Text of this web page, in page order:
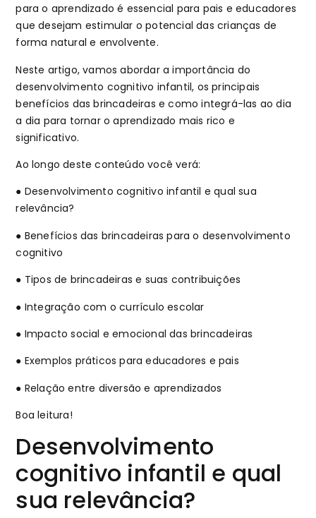
para o aprendizado é essencial para pais e educadores
que desejam estimular o potencial das crianças de
forma natural e envolvente.
Neste artigo, vamos abordar a importância do
desenvolvimento cognitivo infantil, os principais
benefícios das brincadeiras e como integrá-las ao dia
a dia para tornar o aprendizado mais rico e
significativo.
Ao longo deste conteúdo você verá:
● Desenvolvimento cognitivo infantil e qual sua
relevância?
● Benefícios das brincadeiras para o desenvolvimento
cognitivo
● Tipos de brincadeiras e suas contribuições
● Integração com o currículo escolar
● Impacto social e emocional das brincadeiras
● Exemplos práticos para educadores e pais
● Relação entre diversão e aprendizados
Boa leitura!
Desenvolvimento
cognitivo infantil e qual
sua relevância?